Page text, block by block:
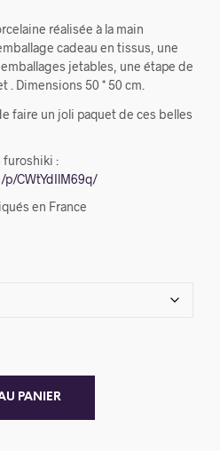
réalisée à la main
cadeau en tissus, une
jetables, une étape de
. Dimensions 50 * 50 cm.
faire un joli paquet de ces belles
furoshiki :
p/CWtYdIlM69q/
en France
PANIER